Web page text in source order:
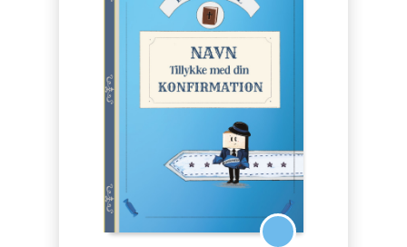
Konfirmation Dreng